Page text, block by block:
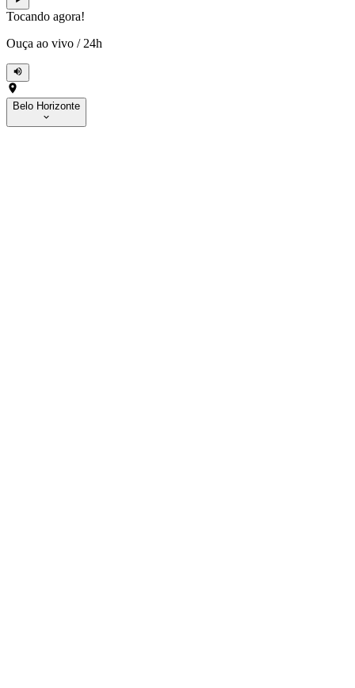
Tocando agora!
Ouça ao vivo / 24h
Belo Horizonte